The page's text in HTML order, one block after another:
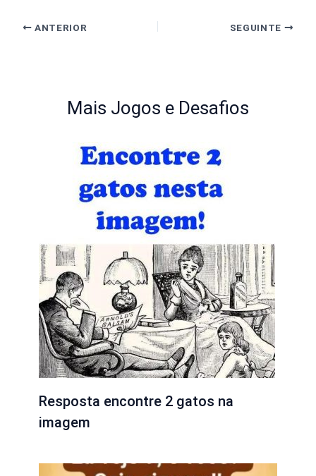
ANTERIOR SEGUINTE
Mais Jogos e Desafios
Resposta encontre 2 gatos na
imagem